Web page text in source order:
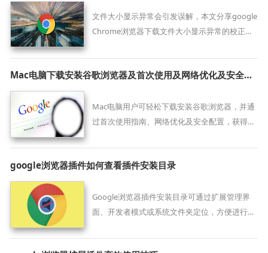
文件大小显示异常会引发误解，本文分享google
Chrome浏览器下载文件大小显示异常的校正方
Mac电脑下载安装谷歌浏览器及首次使用及网络优化及安全配置
Mac电脑用户可轻松下载安装谷歌浏览器，并通
过首次使用指南、网络优化及安全配置，获得更
google浏览器插件如何查看插件安装目录
Google浏览器插件安装目录可通过扩展管理界
面、开发者模式或系统文件夹定位，方便进行手